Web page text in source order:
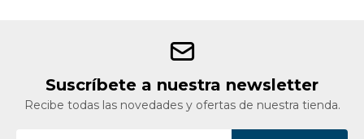
Suscríbete a nuestra newsletter
Recibe todas las novedades y ofertas de nuestra tienda.